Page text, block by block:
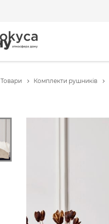
Товари Комплекти рушників